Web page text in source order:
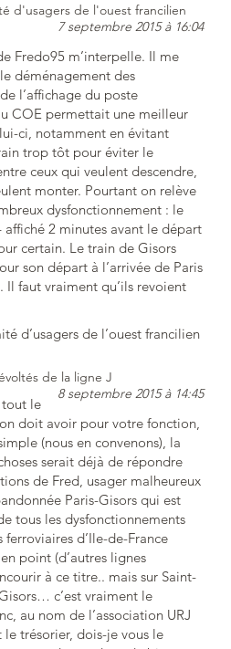
d'usagers de l'ouest francilien
7 septembre 2015 à 16:04
Fredo95 m’interpelle. Il me
déménagement des
l’affichage du poste
COE permettait une meilleur
ci, notamment en évitant
trop tôt pour éviter le
ceux qui veulent descendre,
monter. Pourtant on relève
dysfonctionnement : le
affiché 2 minutes avant le départ
certain. Le train de Gisors
son départ à l’arrivée de Paris
Il faut vraiment qu’ils revoient
d’usagers de l’ouest francilien
de la ligne J
8 septembre 2015 à 14:45
tout le
doit avoir pour votre fonction,
(nous en convenons), la
serait déjà de répondre
de Fred, usager malheureux
Paris-Gisors qui est
tous les dysfonctionnements
ferroviaires d’Ile-de-France
point (d’autres lignes
à ce titre.. mais sur Saint-
c’est vraiment le
au nom de l’association URJ
le trésorier, dois-je vous le